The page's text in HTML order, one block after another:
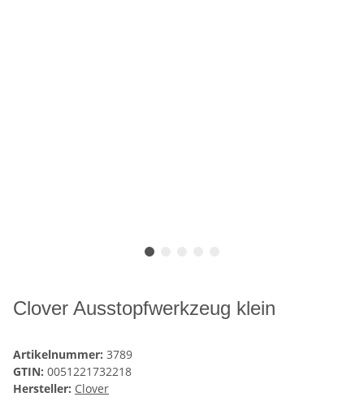
Clover Ausstopfwerkzeug klein
Artikelnummer: 3789
GTIN: 0051221732218
Hersteller: Clover